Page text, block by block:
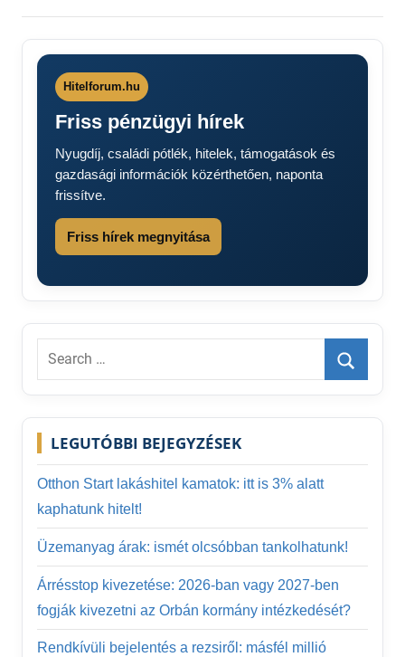
Hitelforum.hu
Friss pénzügyi hírek
Nyugdíj, családi pótlék, hitelek, támogatások és
gazdasági információk közérthetően, naponta
frissítve.
Friss hírek megnyitása
Search
Search
LEGUTÓBBI BEJEGYZÉSEK
Otthon Start lakáshitel kamatok: itt is 3% alatt
kaphatunk hitelt!
Üzemanyag árak: ismét olcsóbban tankolhatunk!
Árrésstop kivezetése: 2026-ban vagy 2027-ben
fogják kivezetni az Orbán kormány intézkedését?
Rendkívüli bejelentés a rezsiről: másfél millió